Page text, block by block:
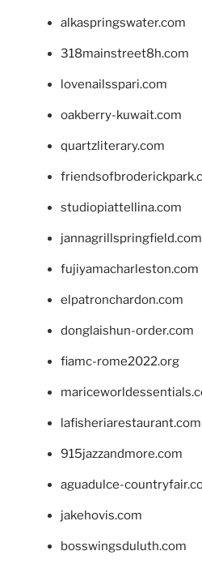
alkaspringswater.com
318mainstreet8h.com
lovenailsspari.com
oakberry-kuwait.com
quartzliterary.com
studiopiattellina.com
jannagrillspringfield.com
fujiyamacharleston.com
elpatronchardon.com
donglaishun-order.com
fiamc-rome2022.org
lafisheriarestaurant.com
915jazzandmore.com
aguadulce-
jakehovis.com
bosswingsduluth.com